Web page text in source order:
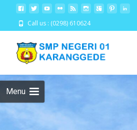
Call us : (0298) 610624
Menu